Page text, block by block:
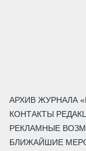
АРХИВ ЖУРНАЛА
КОНТАКТЫ
РЕКЛАМНЫЕ
БЛИЖАЙШИЕ